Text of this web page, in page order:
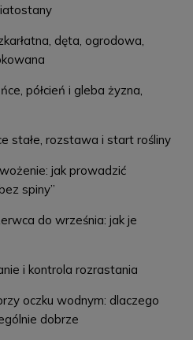
dęta, ogrodowa,
półcień i gleba żyzna,
stałe, rozstawa i start rośliny
jak prowadzić
spiny”
do września: jak je
i kontrola rozrastania
oczku wodnym: dlaczego
dobrze